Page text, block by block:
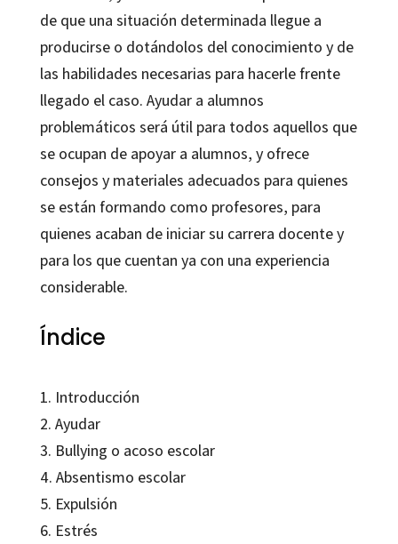
de que una situación determinada llegue a
producirse o dotándolos del conocimiento y de
las habilidades necesarias para hacerle frente
llegado el caso. Ayudar a alumnos
problemáticos será útil para todos aquellos que
se ocupan de apoyar a alumnos, y ofrece
consejos y materiales adecuados para quienes
se están formando como profesores, para
quienes acaban de iniciar su carrera docente y
para los que cuentan ya con una experiencia
considerable.
Índice
1. Introducción
2. Ayudar
3. Bullying o acoso escolar
4. Absentismo escolar
5. Expulsión
6. Estrés